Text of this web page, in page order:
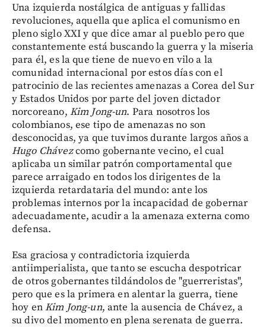
Una izquierda nostálgica de antiguas y fallidas
revoluciones, aquella que aplica el comunismo en
pleno siglo XXI y que dice amar al pueblo pero que
constantemente está buscando la guerra y la miseria
para él, es la que tiene de nuevo en vilo a la
comunidad internacional por estos días con el
patrocinio de las recientes amenazas a Corea del Sur
y Estados Unidos por parte del joven dictador
norcoreano, Kim Jong-un. Para nosotros los
colombianos, ese tipo de amenazas no son
desconocidas, ya que tuvimos durante largos años a
Hugo Chávezcomo gobernante vecino, el cual
aplicaba un similar patrón comportamental que
parece arraigado en todos los dirigentes de la
izquierda retardataria del mundo: ante los
problemas internos por la incapacidad de gobernar
adecuadamente, acudir a la amenaza externa como
defensa.
Esa graciosa y contradictoria izquierda
antiimperialista, que tanto se escucha despotricar
de otros gobernantes tildándolos de "guerreristas",
pero que es la primera en alentar la guerra, tiene
hoy enKim Jong-un, ante la ausencia de Chávez, a
su divo del momento en plena serenata de guerra.